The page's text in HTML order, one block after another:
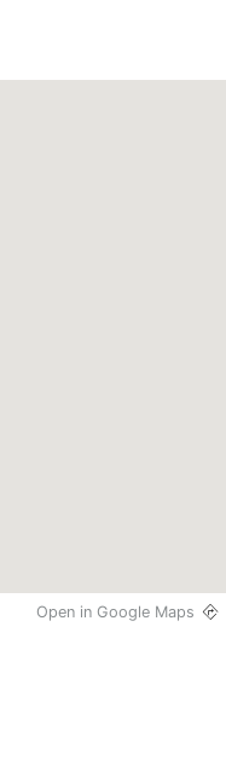
Open in Google Maps